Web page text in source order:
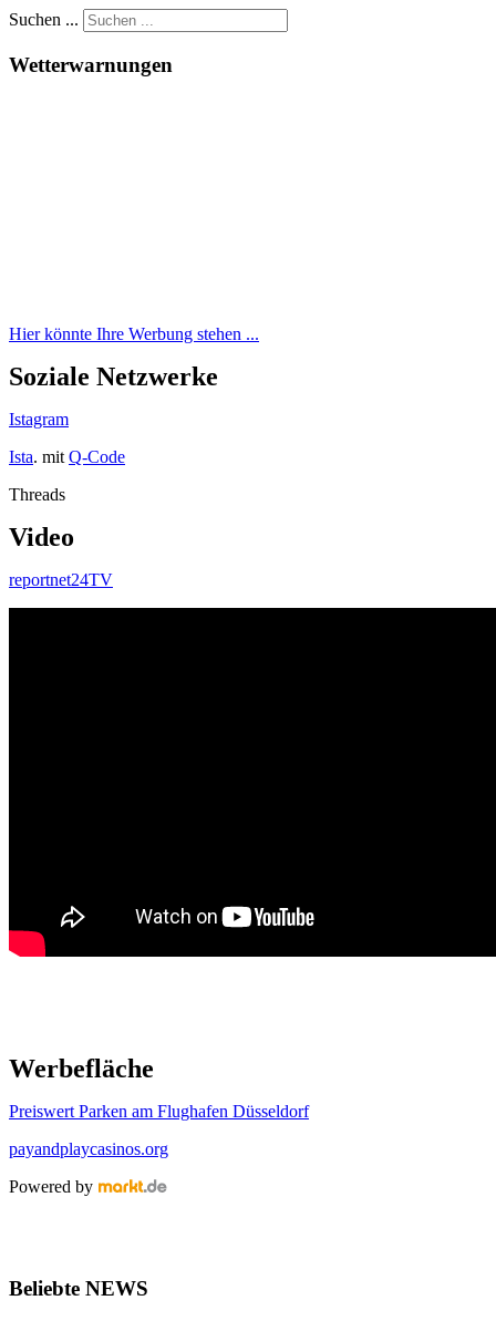
Suchen ...
Wetterwarnungen
Hier könnte Ihre Werbung stehen ...
Soziale Netzwerke
Istagram
Ista. mit Q-Code
Threads
Video
reportnet24TV
Werbefläche
Preiswert Parken am Flughafen Düsseldorf
payandplaycasinos.org
Powered by
Beliebte NEWS